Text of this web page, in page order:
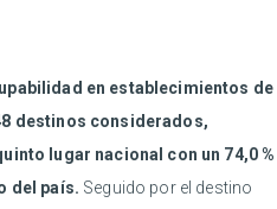
en establecimientos de
destinos considerados,
lugar nacional con un 74,0 %
del país. Seguido por el destino